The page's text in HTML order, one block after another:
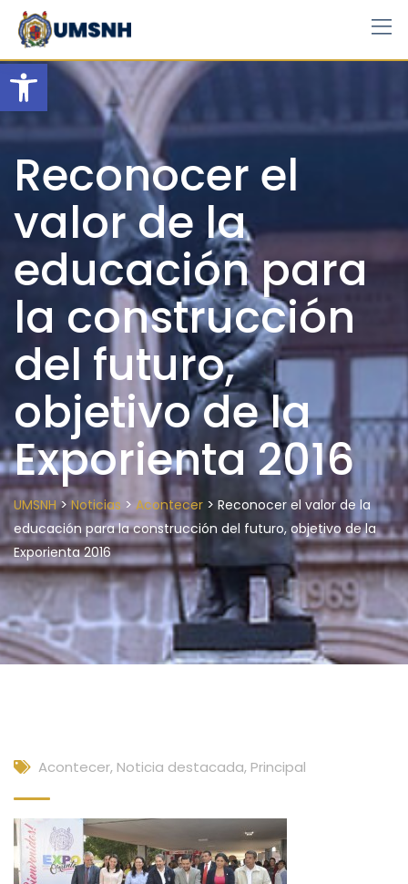
Open toolbar
Skip
content
Reconocer el
valor de la
educación para
la construcción
del futuro,
objetivo de la
Exporienta 2016
UMSNH> Noticias > Acontecer > Reconocer el valor de la
educación para la construcción del futuro, objetivo de la
Exporienta 2016
Acontecer, Noticia destacada, Principal